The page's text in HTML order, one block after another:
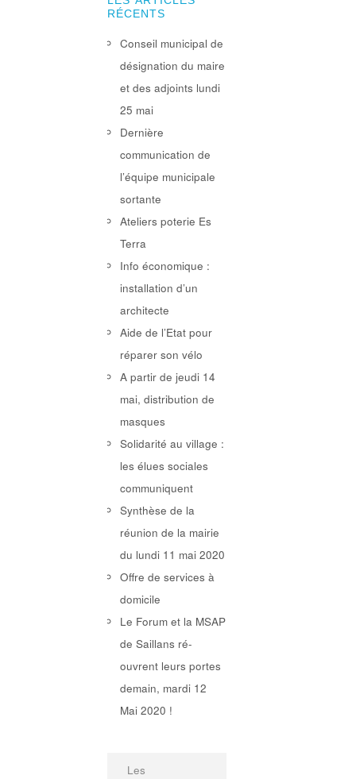
RÉCENTS
Conseil municipal de
désignation du maire
et des adjoints lundi
25 mai
Dernière
communication de
l’équipe municipale
sortante
Ateliers poterie Es
Terra
Info économique :
installation d’un
architecte
Aide de l’Etat pour
réparer son vélo
A partir de jeudi 14
mai, distribution de
masques
Solidarité au village :
les élues sociales
communiquent
Synthèse de la
réunion de la mairie
du lundi 11 mai 2020
Offre de services à
domicile
Le Forum et la MSAP
de Saillans ré-
ouvrent leurs portes
demain, mardi 12
Mai 2020 !
Les